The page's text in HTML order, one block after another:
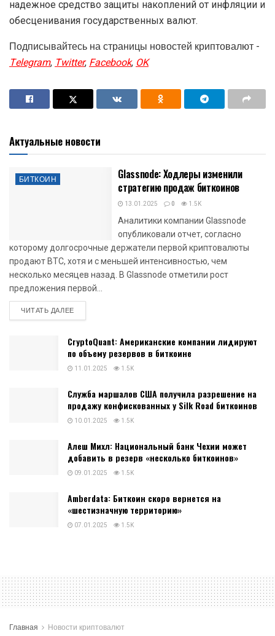
надежное средство защиты накоплений от инфляции и
обесценивания государственных валют.
Подписывайтесь на страницы новостей криптовалют -
Telegram,Twitter,Facebook,OK
Актуальные новости
БИТКОИН
Glassnode: Ходлеры изменили
стратегию продаж биткоинов
13.01.2025 0 1.5K
Аналитики компании Glassnode
опубликовали отчет, согласно
которому долгосрочные держатели первой криптовалюты
продают BTC, хотя и с меньшей интенсивностью, чем
несколько месяцев назад. В Glassnode отметили рост
предложения первой...
ЧИТАТЬ ДАЛЕЕDETAILS
CryptoQuant: Американские компании лидируют
по объему резервов в биткоине
11.01.2025 1.5K
Служба маршалов США получила разрешение на
продажу конфискованных у Silk Road биткоинов
10.01.2025 1.5K
Алеш Михл: Национальный банк Чехии может
добавить в резерв «несколько биткоинов»
09.01.2025 1.5K
Amberdata: Биткоин скоро вернется на
«шестизначную территорию»
07.01.2025 1.5K
Главная Новости криптовалют